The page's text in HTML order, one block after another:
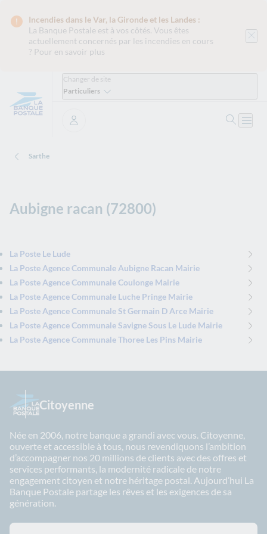
Incendies dans le Var, la Gironde et les Landes :
La Banque Postale est à vos côtés. Vous êtes
actuellement concernés par les incendies en cours
? Pour en savoir plus
Changer de site
Particuliers
Se connecter
Sarthe
Aubigne racan (72800)
La Poste Le Lude
La Poste Agence Communale Aubigne Racan Mairie
La Poste Agence Communale Coulonge Mairie
La Poste Agence Communale Luche Pringe Mairie
La Poste Agence Communale St Germain D Arce Mairie
La Poste Agence Communale Savigne Sous Le Lude Mairie
La Poste Agence Communale Thoree Les Pins Mairie
Citoyenne
Née en 2006, notre banque a grandi avec vous. Citoyenne,
ouverte et accessible à tous, nous revendiquons l’ambition
d’accompagner nos 20 millions de clients avec des offres et
services performants, la modernité radicale de notre
engagement citoyen et notre héritage postal. Aujourd’hui La
Banque Postale partage les rêves et les exigences de sa
génération.